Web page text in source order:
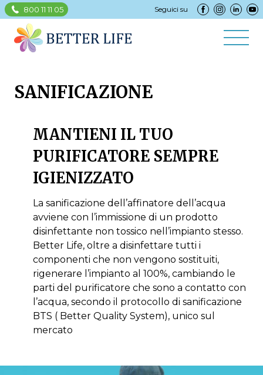
800 11 11 05 Seguici su
SANIFICAZIONE
MANTIENI IL TUO
PURIFICATORE SEMPRE
IGIENIZZATO
La sanificazione dell’affinatore dell’acqua
avviene con l’immissione di un prodotto
disinfettante non tossico nell’impianto stesso.
Better Life, oltre a disinfettare tutti i
componenti che non vengono sostituiti,
rigenerare l’impianto al 100%, cambiando le
parti del purificatore che sono a contatto con
l’acqua, secondo il protocollo di sanificazione
BTS ( Better Quality System), unico sul
mercato